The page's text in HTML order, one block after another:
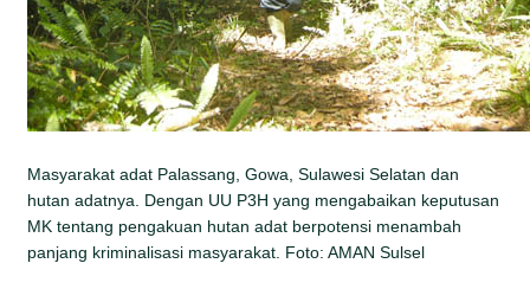
Masyarakat adat Palassang, Gowa, Sulawesi Selatan dan
hutan adatnya. Dengan UU P3H yang mengabaikan keputusan
MK tentang pengakuan hutan adat berpotensi menambah
panjang kriminalisasi masyarakat. Foto: AMAN Sulsel